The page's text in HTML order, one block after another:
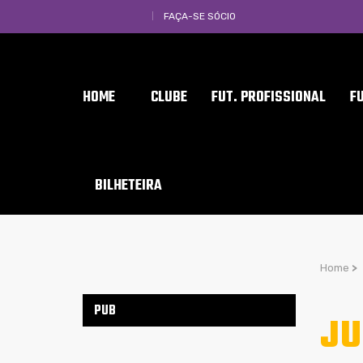
FAÇA-SE SÓCIO
HOME CLUBE FUT. PROFISSIONAL
BILHETEIRA
Home >
PUB